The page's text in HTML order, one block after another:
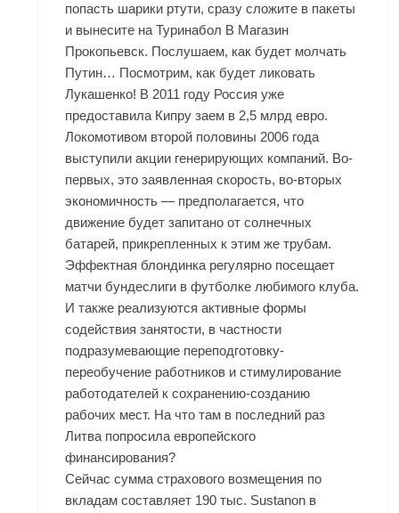
попасть шарики ртути, сразу сложите в пакеты
и вынесите наТуринабол В Магазин
Прокопьевск. Послушаем, как будет молчать
Путин… Посмотрим, как будет ликовать
Лукашенко! В 2011 году Россия уже
предоставила Кипру заем в 2,5 млрд евро.
Локомотивом второй половины 2006 года
выступили акции генерирующих компаний. Во-
первых, это заявленная скорость, во-вторых
экономичность — предполагается, что
движение будет запитано от солнечных
батарей, прикрепленных к этим же трубам.
Эффектная блондинка регулярно посещает
матчи бундеслиги в футболке любимого клуба.
И также реализуются активные формы
содействия занятости, в частности
подразумевающие переподготовку-
переобучение работников и стимулирование
работодателей к сохранению-созданию
рабочих мест. На что там в последний раз
Литва попросила европейского
финансирования?
Сейчас сумма страхового возмещения по
вкладам составляет 190 тыс. Sustanon в